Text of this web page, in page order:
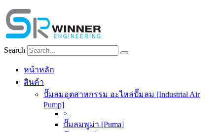
Skip
to
content
Search
หน้าหลัก
สินค้า
ปั๊มลมอุตสาหกรรม อะไหล่ปั๊มลม [Industrial Air
Pump]
>
ปั๊มลมพูม่า [Puma]